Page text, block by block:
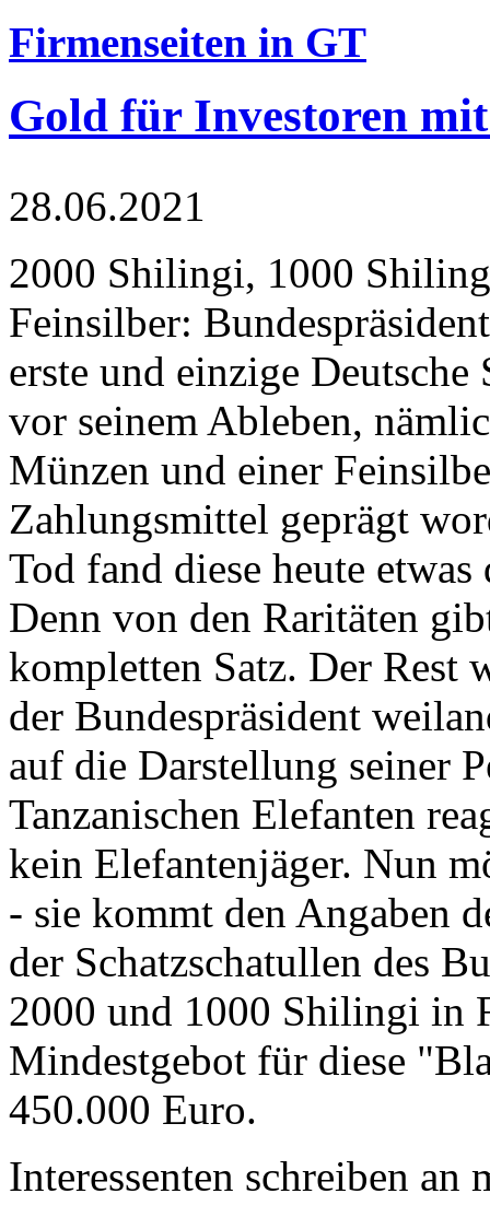
Firmenseiten in GT
Gold für Investoren
28.06.2021
2000 Shilingi, 1000
Feinsilber:
erste und einzige Deutsche
vor seinem Ableben,
Münzen und einer
Zahlungsmittel geprägt
Tod fand diese heute
Denn von den Raritäten
kompletten Satz. Der Rest
der Bundespräsident
auf die Darstellung seiner
Tanzanischen Elefanten
kein Elefantenjäger. Nun
- sie kommt den Angaben
der Schatzschatullen des
2000 und 1000 Shilingi in
Mindestgebot für diese
450.000 Euro.
Interessenten schreiben